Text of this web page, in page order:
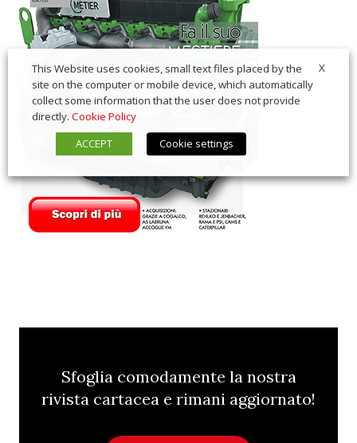
Sfoglia comodamente la nostra
rivista cartacea e rimani aggiornato!
X
This Website uses cookies, small text files placed by the
site on the computer or mobile device, which automatically
collect some information that the user does not provide
directly. Cookie Policy
ACCEPT
Cookie settings